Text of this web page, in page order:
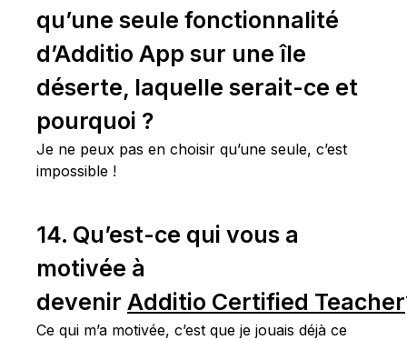
qu’une seule fonctionnalité
d’Additio App sur une île
déserte, laquelle serait-ce et
pourquoi ?
Je ne peux pas en choisir qu’une seule, c’est
impossible !
14. Qu’est-ce qui vous a
motivée à
devenir Additio Certified Teacher
Ce qui m’a motivée, c’est que je jouais déjà ce